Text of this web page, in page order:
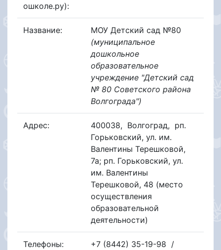
ошколе.ру):
Название:
МОУ Детский сад №80
(муниципальное
дошкольное
образовательное
учреждение "Детский сад
№ 80 Советского района
Волгограда")
Адрес: 400038, Волгоград, рп.
Горьковский, ул. им.
Валентины Терешковой,
7а; рп. Горьковский, ул.
им. Валентины
Терешковой, 48 (место
осуществления
образовательной
деятельности)
Телефоны: +7 (8442) 35-19-98 /